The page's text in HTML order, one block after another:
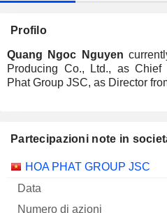
Profilo
Quang Ngoc Nguyen
Producing Co., Ltd., as
Phat Group JSC, as Director
Partecipazioni note in
Società
Numero
HOA PHAT GROUP JSC